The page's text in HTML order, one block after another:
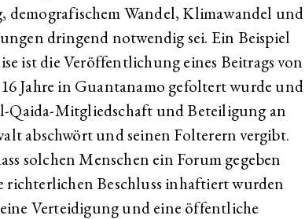
Wandel, Klimawandel und
dringend notwendig sei. Ein Beispiel
ist die Veröffentlichung eines Beitrags von
Jahre in Guantanamo gefoltert wurde und
Qaida-Mitgliedschaft und Beteiligung an
abschwört und seinen Folterern vergibt.
solchen Menschen ein Forum gegeben
richterlichen Beschluss inhaftiert wurden
Verteidigung und eine öffentliche